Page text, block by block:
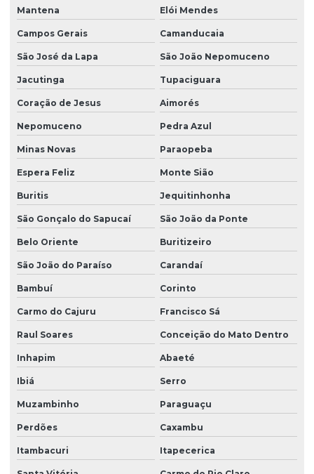
Mantena Elói Mendes
Campos Gerais Camanducaia
São José da Lapa São João Nepomuceno
Jacutinga Tupaciguara
Coração de Jesus Aimorés
Nepomuceno Pedra Azul
Minas Novas Paraopeba
Espera Feliz Monte Sião
Buritis Jequitinhonha
São Gonçalo do Sapucaí São João da Ponte
Belo Oriente Buritizeiro
São João do Paraíso Carandaí
Bambuí Corinto
Carmo do Cajuru Francisco Sá
Raul Soares Conceição do Mato Dentro
Inhapim Abaeté
Ibiá Serro
Muzambinho Paraguaçu
Perdões Caxambu
Itambacuri Itapecerica